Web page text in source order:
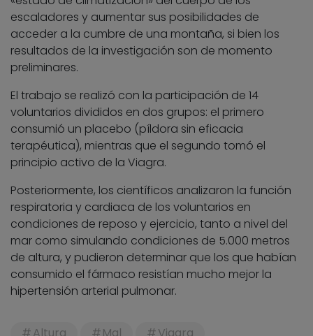
escaladores y aumentar sus posibilidades de
acceder a la cumbre de una montaña, si bien los
resultados de la investigación son de momento
preliminares.
El trabajo se realizó con la participación de 14
voluntarios divididos en dos grupos: el primero
consumió un placebo (píldora sin eficacia
terapéutica), mientras que el segundo tomó el
principio activo de la Viagra.
Posteriormente, los científicos analizaron la función
respiratoria y cardiaca de los voluntarios en
condiciones de reposo y ejercicio, tanto a nivel del
mar como simulando condiciones de 5.000 metros
de altura, y pudieron determinar que los que habían
consumido el fármaco resistían mucho mejor la
hipertensión arterial pulmonar.